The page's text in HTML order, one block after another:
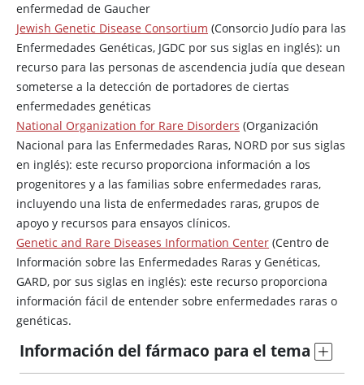
enfermedad de Gaucher
Jewish Genetic Disease Consortium (Consorcio Judío para las
Enfermedades Genéticas, JGDC por sus siglas en inglés): un
recurso para las personas de ascendencia judía que desean
someterse a la detección de portadores de ciertas
enfermedades genéticas
National Organization for Rare Disorders (Organización
Nacional para las Enfermedades Raras, NORD por sus siglas
en inglés): este recurso proporciona información a los
progenitores y a las familias sobre enfermedades raras,
incluyendo una lista de enfermedades raras, grupos de
apoyo y recursos para ensayos clínicos.
Genetic and Rare Diseases Information Center (Centro de
Información sobre las Enfermedades Raras y Genéticas,
GARD, por sus siglas en inglés): este recurso proporciona
información fácil de entender sobre enfermedades raras o
genéticas.
Información del fármaco para el tema